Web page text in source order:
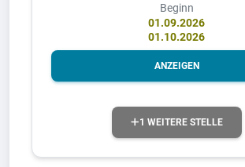
Beginn
01.09.2026
01.10.2026
ANZEIGEN
1 WEITERE STELLE